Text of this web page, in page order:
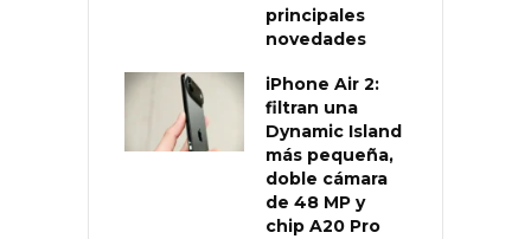
principales
novedades
iPhone Air 2:
filtran una
Dynamic Island
más pequeña,
doble cámara
de 48 MP y
chip A20 Pro